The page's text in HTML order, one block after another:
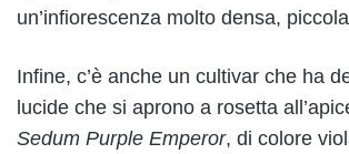
un’infiorescenza molto densa,
Infine, c’è anche un cultivar che ha
lucide che si aprono a rosetta
Sedum Purple Emperor, di colore